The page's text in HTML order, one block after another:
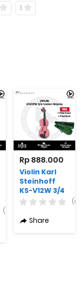
1
(0)
Rp 888.000
Violin Karl
Steinhoff
KS-V12W 3/4
Varian
Bow + Free
(0)
Share